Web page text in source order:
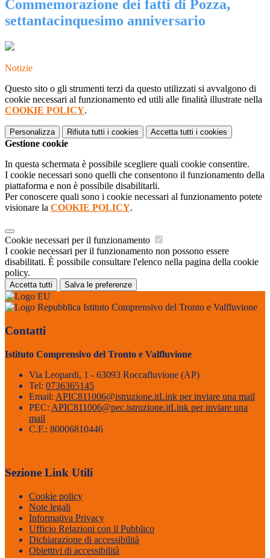
Commemorazione dei fatti di Pozza,
settantacinquesimo anniversario
Notizie
Questo sito o gli strumenti terzi da questo utilizzati si avvalgono di
cookie necessari al funzionamento ed utili alle finalità illustrate nella
COOKIE POLICY.
Personalizza Rifiuta tutti i cookies Accetta tutti i cookies
Gestione cookie
In questa schermata è possibile scegliere quali cookie consentire.
I cookie necessari sono quelli che consentono il funzionamento della
piattaforma e non è possibile disabilitarli.
Per conoscere quali sono i cookie necessari al funzionamento potete
visionare la COOKIE POLICY.
Cookie necessari per il funzionamento
I cookie necessari per il funzionamento non possono essere
disabilitati. È possibile consultare l'elenco nella pagina della cookie
policy.
Accetta tutti Salva le preferenze
Istituto Comprensivo del Tronto e Valfluvione
Contatti
Istituto Comprensivo del Tronto e Valfluvione
Via Leopardi, 1 - 63093 Roccafluvione (AP)
Tel: 0736365145
Email: APIC811006@istruzione.itLink per inviare una mail
PEC: APIC811006@pec.istruzione.itLink per inviare una
mail
C.F.: 80006810446
Sezione Link Utili
Cookie policy
Note legali
Informativa Privacy
Ufficio Relazioni con il Pubblico
Dichiarazione di accessibilità
Obiettivi di accessibilità